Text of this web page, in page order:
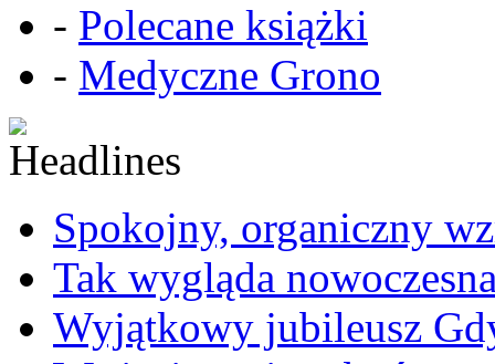
- Polecane książki
- Medyczne Grono
Spokojny, organiczny
Tak wygląda
Wyjątkowy jubileusz